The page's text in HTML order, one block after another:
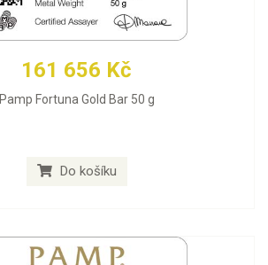
161 656 Kč
Pamp Fortuna Gold Bar 50 g
Do košíku